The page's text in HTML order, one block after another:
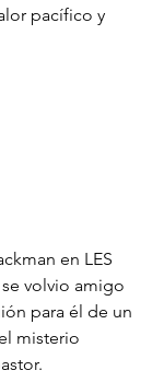
pacífico y
en LES
se volvio amigo
para él de un
misterio